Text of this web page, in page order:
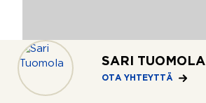
SARI TUOMOLA
OTA YHTEYTTÄ